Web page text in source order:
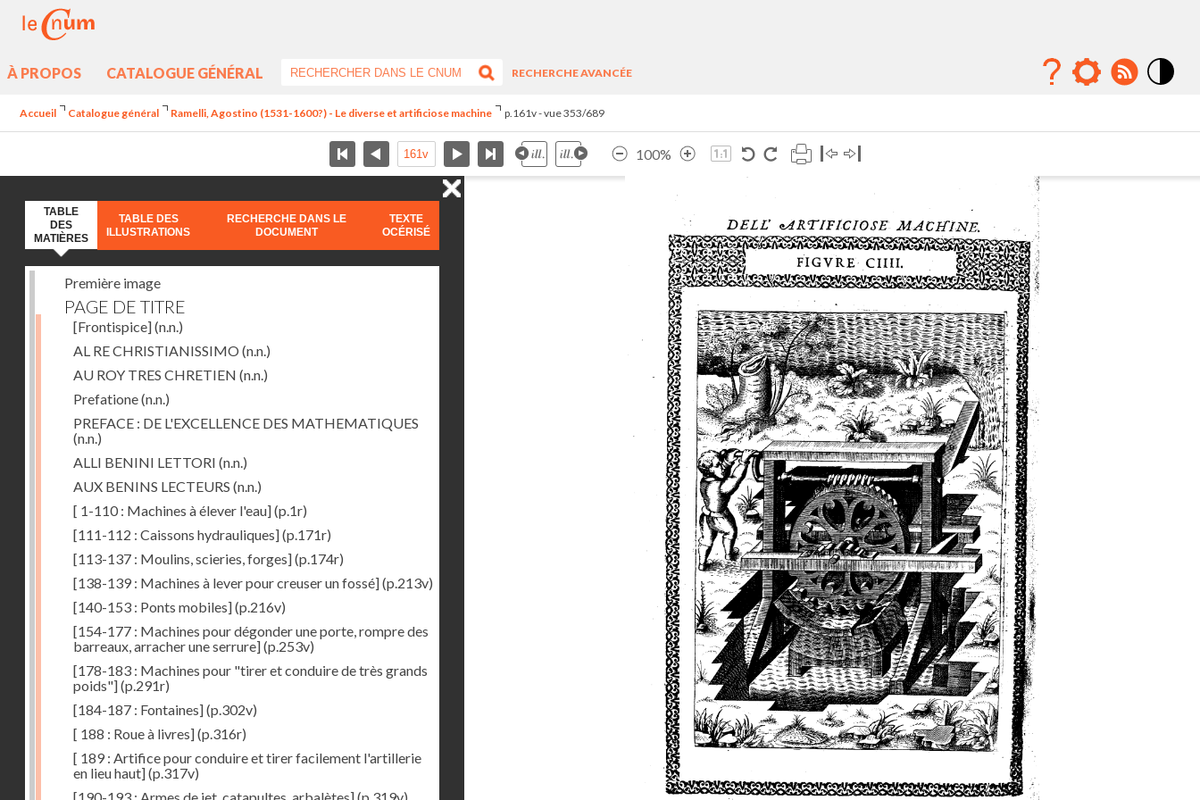
À PROPOS CATALOGUE GÉNÉRAL
RECHERCHE AVANCÉE
Accueil Catalogue général Ramelli, Agostino (1531-1600?) - Le diverse et artificiose machine p.161v - vue 353/689
100%
TABLE
DES
MATIÈRES
TABLE DES
ILLUSTRATIONS
RECHERCHE DANS LE
DOCUMENT
TEXTE
OCÉRISÉ
Première image
PAGE DE TITRE
[Frontispice](n.n.)
AL RE CHRISTIANISSIMO (n.n.)
AU ROY TRES CHRETIEN (n.n.)
Prefatione(n.n.)
PREFACE : DE L'EXCELLENCE DES MATHEMATIQUES
(n.n.)
ALLI BENINI LETTORI (n.n.)
AUX BENINS LECTEURS (n.n.)
[ 1-110 : Machines à élever l'eau](p.1r)
[111-112 : Caissons hydrauliques](p.171r)
[113-137 : Moulins, scieries, forges](p.174r)
[138-139 : Machines à lever pour creuser un fossé](p.213v)
[140-153 : Ponts mobiles](p.216v)
[154-177 : Machines pour dégonder une porte, rompre des
barreaux, arracher une serrure](p.253v)
[178-183 : Machines pour "tirer et conduire de très grands
poids"](p.291r)
[184-187 : Fontaines](p.302v)
[ 188 : Roue à livres](p.316r)
[ 189 : Artifice pour conduire et tirer facilement l'artillerie
en lieu haut](p.317v)